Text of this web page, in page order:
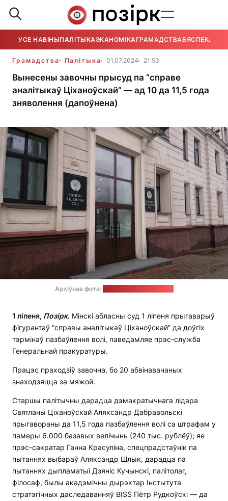
УСЕ НАВІНЫПАЛІТЫКАЭКАНОМІКАГРАМАДСТВАБЯСПЕКА
Грамадства Палітыка 01.07.2024 21:53
Вынесены завочны прысуд па “справе
аналітыкаў Ціханоўскай” — ад 10 да 11,5 года
зняволення (дапоўнена)
Архіўнае фота:
1 ліпеня, Позірк. Мінскі абласны суд 1 ліпеня прыгаварыў
фігурантаў “справы аналітыкаў Ціханоўскай” да доўгіх
тэрмінаў пазбаўлення волі, паведамляе прэс-служба
Генеральнай пракуратуры.
Працэс праходзіў завочна, бо 20 абвінавачаных
знаходзяцца за мяжой.
Старшы палітычны дарадца дэмакратычнага лідара
Святланы Ціханоўскай Аляксандр Дабравольскі
прыгавораны да 11,5 года пазбаўлення волі са штрафам у
памеры 6.000 базавых велічынь (240 тыс. рублёў); яе
прэс-сакратар Ганна Красуліна, спецпрадстаўнік па
пытаннях выбараў Аляксандр Шлык, дарадца па
пытаннях дыпламатыі Дзяніс Кучынскі, палітолаг,
філосаф, былы акадэмічны дырэктар Інстытута
стратэгічных даследаванняў BISS Пётр Рудкоўскі — да